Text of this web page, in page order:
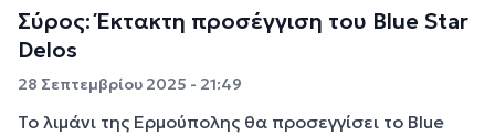
Σύρος: Έκτακτη προσέγγιση του Blue Star
Delos
28 Σεπτεμβρίου 2025 - 21:49
Το λιμάνι της Ερμούπολης θα προσεγγίσει το Blue